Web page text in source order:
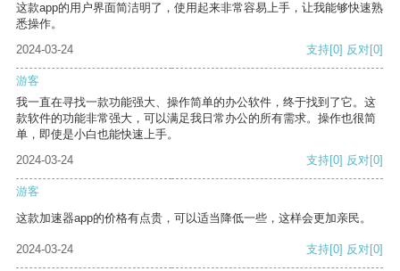
这款app的用户界面简洁明了，使用起来非常容易上手，让我能够快速熟
悉操作。
2024-03-24
支持[0] 反对[0]
游客
我一直在寻找一款功能强大、操作简单的办公软件，终于找到了它。这
款软件的功能非常强大，可以满足我日常办公的所有需求。操作也很简
单，即使是小白也能快速上手。
2024-03-24
支持[0] 反对[0]
游客
这款加速器app的价格有点贵，可以适当降低一些，这样会更加亲民。
2024-03-24 支持[0] 反对[0]